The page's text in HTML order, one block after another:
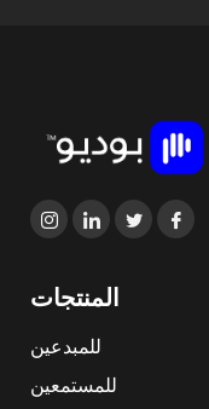
المنتجات
للمبدعين
للمستمعين